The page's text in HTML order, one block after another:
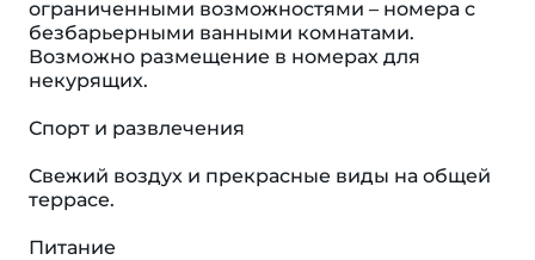
ограниченными возможностями – номера с
безбарьерными ванными комнатами.
Возможно размещение в номерах для
некурящих.
Спорт и развлечения
Свежий воздух и прекрасные виды на общей
террасе.
Питание